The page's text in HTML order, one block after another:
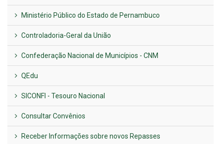
Ministério Público do Estado de Pernambuco
Controladoria-Geral da União
Confederação Nacional de Municípios - CNM
QEdu
SICONFI - Tesouro Nacional
Consultar Convênios
Receber Informações sobre novos Repasses